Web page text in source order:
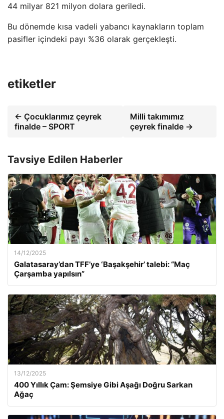
44 milyar 821 milyon dolara geriledi.
Bu dönemde kısa vadeli yabancı kaynakların toplam
pasifler içindeki payı %36 olarak gerçekleşti.
etiketler
← Çocuklarımız çeyrek
finalde – SPORT
Milli takımımız
çeyrek finalde →
Tavsiye Edilen Haberler
14/12/2025
Galatasaray’dan TFF’ye ‘Başakşehir’ talebi: “Maç
Çarşamba yapılsın”
13/12/2025
400 Yıllık Çam: Şemsiye Gibi Aşağı Doğru Sarkan
Ağaç